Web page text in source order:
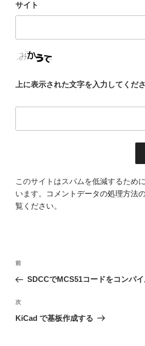
サイト
上に表示された文字を入力してくださ
このサイトはスパムを低減するため
います。
コメントデータの処理方法
覧ください。
投
ナ
ビ
ゲ
前
の
稿
前
SDCCでMCS51コードをコンパ
次
の
次
KiCad で基板作成する